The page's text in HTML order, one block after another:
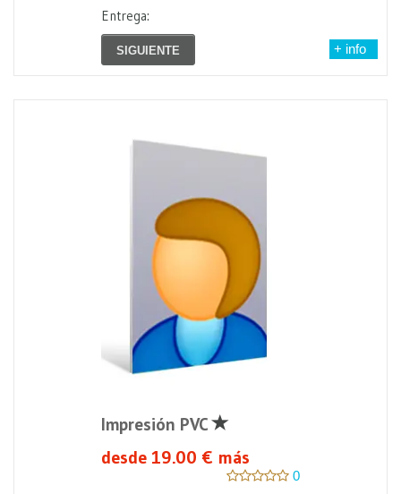
Entrega:
SIGUIENTE + info
Impresión PVC
desde 19.00 € más
0